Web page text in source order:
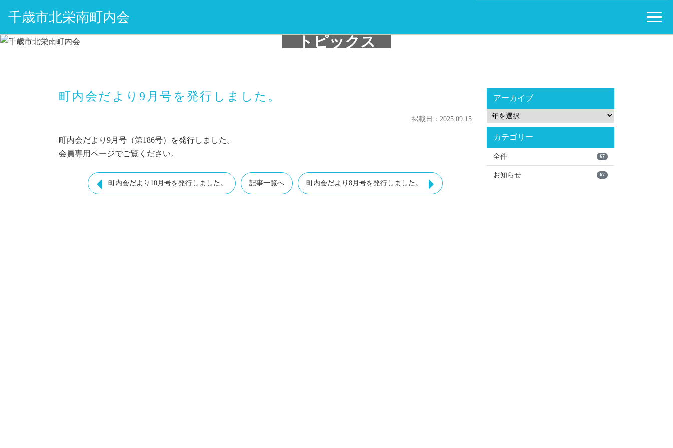
千歳市北栄南町内会
トピックス
町内会だより9月号を発行しました。
掲載日：2025.09.15
町内会だより9月号（第186号）を発行しました。
会員専用ページでご覧ください。
町内会だより10月号を発行しました。 記事一覧へ 町内会だより8月号を発行しました。
アーカイブ
カテゴリー
全件 67
お知らせ 67